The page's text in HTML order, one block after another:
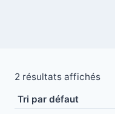
2 résultats affichés